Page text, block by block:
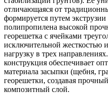
отличающаяся от
формируется путем
полипропилена высокой
георешетка с ячейками
исключительной жесткостью
нагрузку в трех
конструкция обеспечивает
материала засыпки (щебня,
георешетки, создавая
композитный слой.